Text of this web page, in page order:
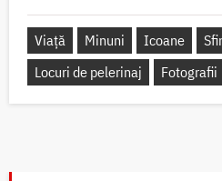
Viață Minuni Icoane
Locuri de pelerinaj
Fotografii